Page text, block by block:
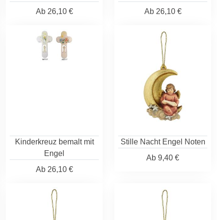
Ab26,10 €
Ab26,10 €
Kinderkreuz bemalt mit
Engel
Ab26,10 €
Stille Nacht Engel Noten
Ab 9,40 €